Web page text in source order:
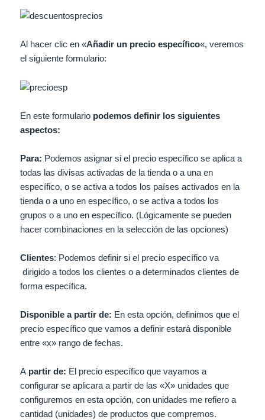
Al hacer clic en «Añadir un precio específico«, veremos
el siguiente formulario:
En este formulario podemos definir los siguientes
aspectos:
Para: Podemos asignar si el precio específico se aplica a
todas las divisas activadas de la tienda o a una en
específico, o se activa a todos los países activados en la
tienda o a uno en específico, o se activa a todos los
grupos o a uno en específico. (Lógicamente se pueden
hacer combinaciones en la selección de las opciones)
Clientes: Podemos definir si el precio específico va
dirigido a todos los clientes o a determinados clientes de
forma específica.
Disponible a partir de: En esta opción, definimos que el
precio específico que vamos a definir estará disponible
entre «x» rango de fechas.
A partir de: El precio específico que vayamos a
configurar se aplicara a partir de las «X» unidades que
configuremos en esta opción, con unidades me refiero a
cantidad (unidades) de productos que compremos.